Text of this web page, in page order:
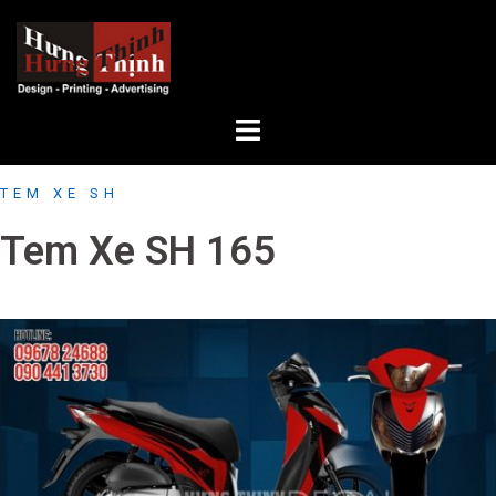
content
TEM XE SH
Tem Xe SH 165